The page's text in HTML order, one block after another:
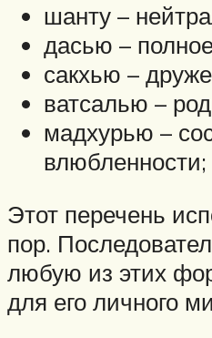
шанту –
дасью –
сакхью –
ватсалью –
мадхурью –
влюбленности;
Этот перечень
пор.
любую из этих
для его личного